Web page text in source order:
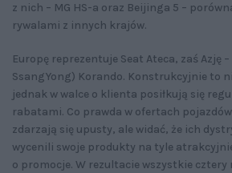
z nich – MG HS-a oraz Beijinga 5 –
rywalami z innych krajów.
Europę reprezentuje Seat Ateca, zaś Azję
SsangYong) Korando. Konstrukcyjnie to
jednak w walce o klienta posiłkują się
rabatami. Co prawda w ofertach
zdarzają się upusty, ale widać, że ich
wycenili swoje produkty na tyle
o promocje. W rezultacie wszystkie cztery